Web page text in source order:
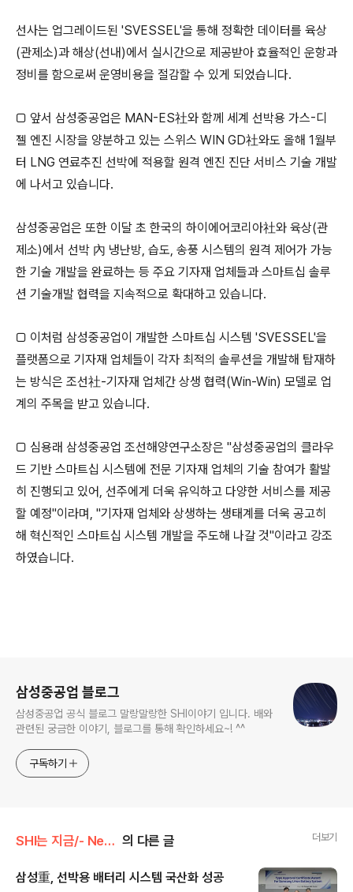
선사는 업그레이드된 'SVESSEL'을 통해 정확한 데이터를 육상
(관제소)과 해상(선내)에서 실시간으로 제공받아 효율적인 운항과
정비를 함으로써 운영비용을 절감할 수 있게 되었습니다.
□ 앞서 삼성중공업은 MAN-ES社와 함께 세계 선박용 가스-디
젤 엔진 시장을 양분하고 있는 스위스 WIN GD社와도 올해 1월부
터 LNG 연료추진 선박에 적용할 원격 엔진 진단 서비스 기술 개발
에 나서고 있습니다.
삼성중공업은 또한 이달 초 한국의 하이에어코리아社와 육상(관
제소)에서 선박 內 냉난방, 습도, 송풍 시스템의 원격 제어가 가능
한 기술 개발을 완료하는 등 주요 기자재 업체들과 스마트십 솔루
션 기술개발 협력을 지속적으로 확대하고 있습니다.
□ 이처럼 삼성중공업이 개발한 스마트십 시스템 'SVESSEL'을
플랫폼으로 기자재 업체들이 각자 최적의 솔루션을 개발해 탑재하
는 방식은 조선社-기자재 업체간 상생 협력(Win-Win) 모델로 업
계의 주목을 받고 있습니다.
□ 심용래 삼성중공업 조선해양연구소장은 "삼성중공업의 클라우
드 기반 스마트십 시스템에 전문 기자재 업체의 기술 참여가 활발
히 진행되고 있어, 선주에게 더욱 유익하고 다양한 서비스를 제공
할 예정"이라며, "기자재 업체와 상생하는 생태계를 더욱 공고히
해 혁신적인 스마트십 시스템 개발을 주도해 나갈 것"이라고 강조
하였습니다.
삼성중공업 블로그
삼성중공업 공식 블로그 말랑말랑한 SHI이야기 입니다. 배와
관련된 궁금한 이야기, 블로그를 통해 확인하세요~! ^^
구독하기
SHI는 지금/- News 의 다른 글 더보기
삼성重, 선박용 배터리 시스템 국산화 성공